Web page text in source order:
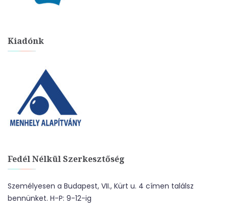
Kiadónk
Fedél Nélkül Szerkesztőség
Személyesen a Budapest, VII., Kürt u. 4 címen találsz
bennünket. H-P: 9-12-ig